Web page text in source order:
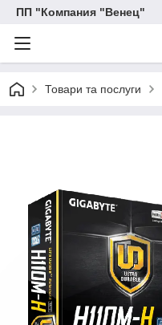
ПП "Компания "Венец"
Товари та послуги